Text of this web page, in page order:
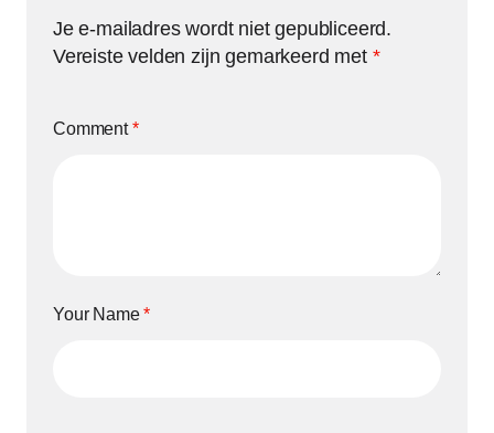
Je e-mailadres wordt niet gepubliceerd.
Vereiste velden zijn gemarkeerd met *
Comment*
Your Name*